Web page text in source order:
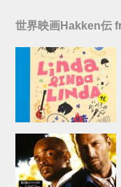
世界映画Hakken伝